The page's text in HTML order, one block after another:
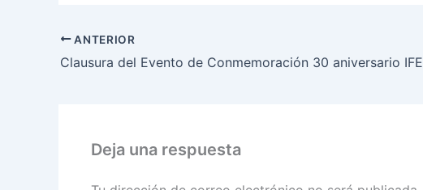
ANTERIOR
Deja una respuesta